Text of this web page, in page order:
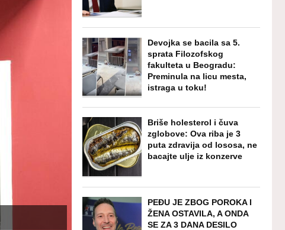
Devojka se bacila sa 5.
sprata Filozofskog
fakulteta u Beogradu:
Preminula na licu mesta,
istraga u toku!
Briše holesterol i čuva
zglobove: Ova riba je 3
puta zdravija od lososa, ne
bacajte ulje iz konzerve
PEĐU JE ZBOG POROKA I
ŽENA OSTAVILA, A ONDA
SE ZA 3 DANA DESILO